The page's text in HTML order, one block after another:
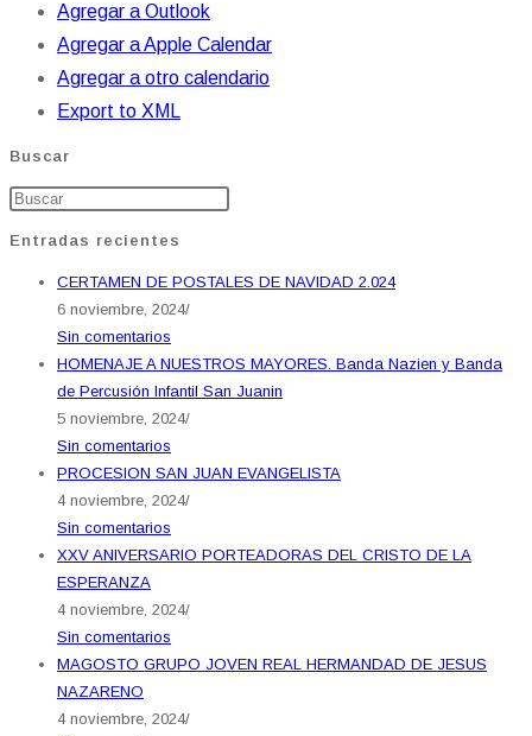
Agregar a Outlook
Agregar a Apple Calendar
Agregar a otro calendario
Export to XML
Buscar
Entradas recientes
CERTAMEN DE POSTALES DE NAVIDAD 2.024
6 noviembre, 2024/
Sin comentarios
HOMENAJE A NUESTROS MAYORES. Banda Nazien y Banda
de Percusión Infantil San Juanin
5 noviembre, 2024/
Sin comentarios
PROCESION SAN JUAN EVANGELISTA
4 noviembre, 2024/
Sin comentarios
XXV ANIVERSARIO PORTEADORAS DEL CRISTO DE LA
ESPERANZA
4 noviembre, 2024/
Sin comentarios
MAGOSTO GRUPO JOVEN REAL HERMANDAD DE JESUS
NAZARENO
4 noviembre, 2024/